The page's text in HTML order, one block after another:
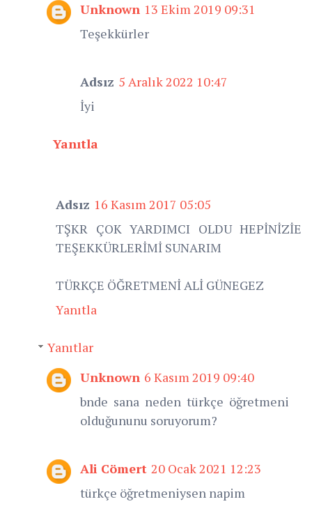
Unknown 13 Ekim 2019 09:31
Teşekkürler
Adsız 5 Aralık 2022 10:47
İyi
Yanıtla
Adsız 16 Kasım 2017 05:05
TŞKR ÇOK YARDIMCI OLDU HEPİNİZİE
TEŞEKKÜRLERİMİ SUNARIM
TÜRKÇE ÖĞRETMENİ ALİ GÜNEGEZ
Yanıtla
Yanıtlar
Unknown 6 Kasım 2019 09:40
bnde sana neden türkçe öğretmeni
olduğununu soruyorum?
Ali Cömert 20 Ocak 2021 12:23
türkçe öğretmeniysen napim